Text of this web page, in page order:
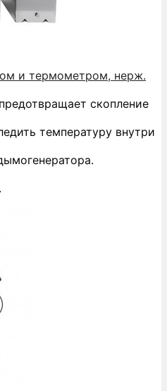
и термометром, нерж.
скопление
температуру внутри